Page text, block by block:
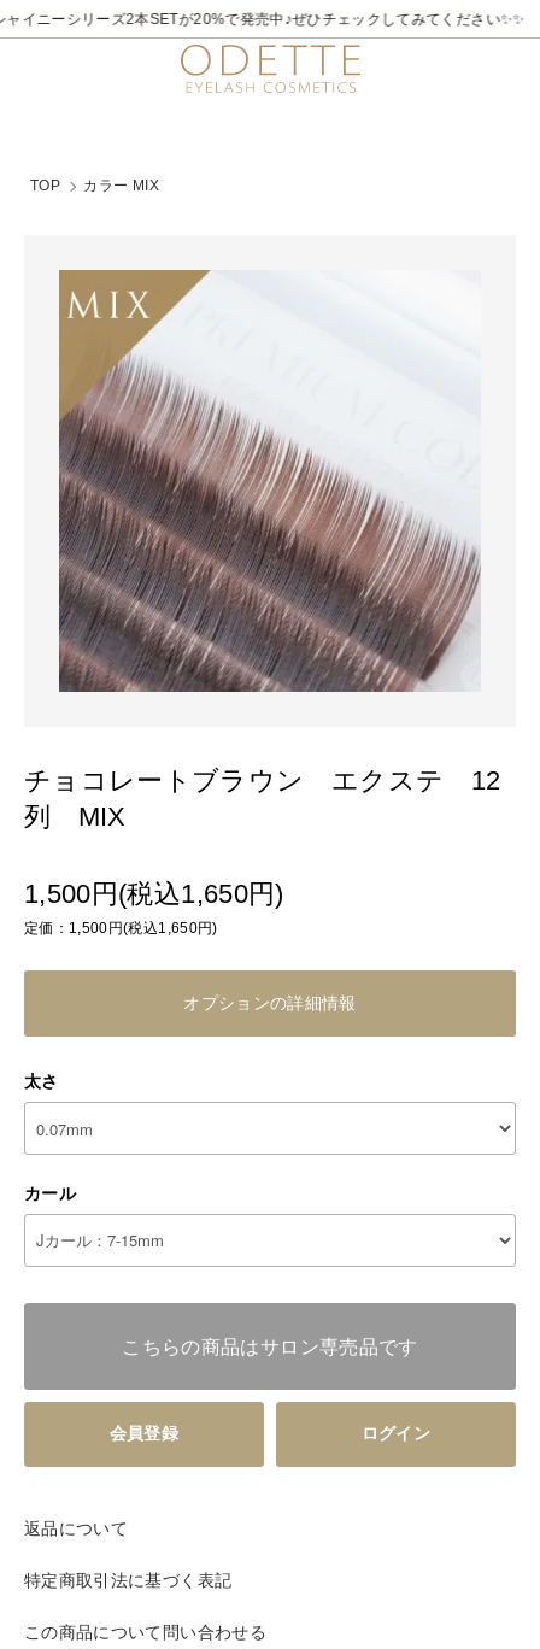
2026/7/21～8/31✨✨煌めく夏。ラメライナーキャンペーン♪ 夏季限定でビ
TOP カラー MIX
チョコレートブラウン エクステ 12
列 MIX
1,500円(税込1,650円)
定価：1,500円(税込1,650円)
オプションの詳細情報
太さ
カール
こちらの商品はサロン専売品です
会員登録 ログイン
返品について
特定商取引法に基づく表記
この商品について問い合わせる